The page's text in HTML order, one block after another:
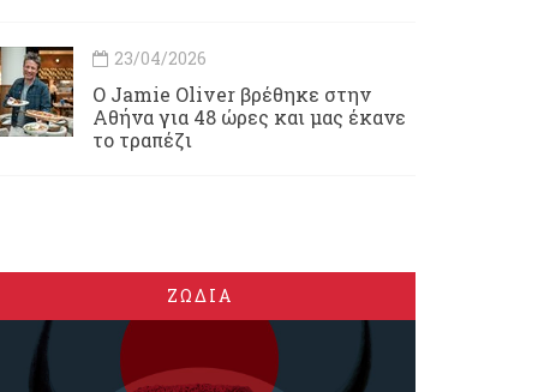
23/04/2026
Ο Jamie Oliver βρέθηκε στην
Αθήνα για 48 ώρες και μας έκανε
το τραπέζι
ΖΩΔΙΑ